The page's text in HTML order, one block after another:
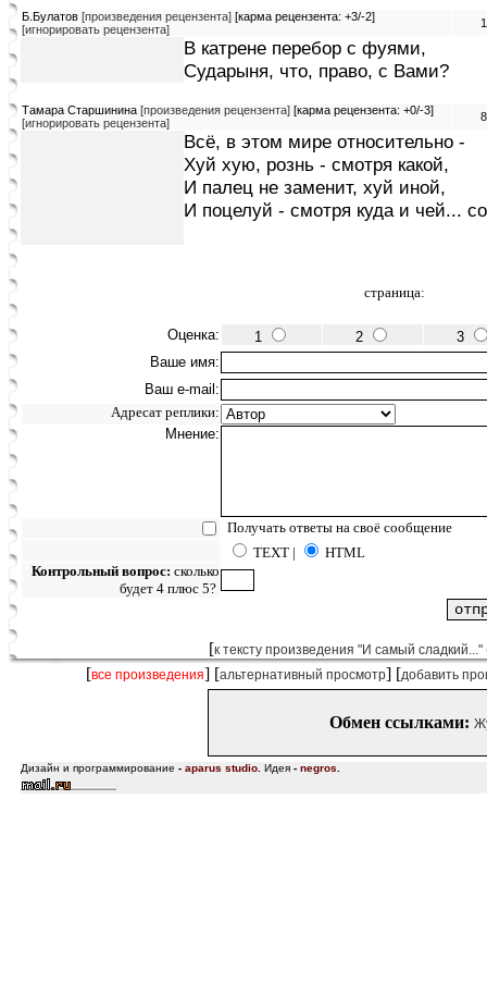
Б.Булатов [произведения рецензента] [карма рецензента: +3/-2]
[игнорировать рецензента]
В катрене перебор с фуями,
Сударыня, что, право, с Вами?
Тамара Старшинина [произведения рецензента] [карма рецензента: +0/-3]
[игнорировать рецензента]
Всё, в этом мире относительно -
Хуй хую, рознь - смотря какой,
И палец не заменит, хуй иной,
И поцелуй - смотря куда и чей...
страница:
Оценка: 1 2
3
Ваше имя:
Ваш e-mail:
Адресат реплики:
Мнение:
Получать ответы на своё сообщение
TEXT |
HTML
Контрольный вопрос: сколько
будет 4 плюс 5?
[к тексту произведения "И самый
[все произведения] [альтернативный просмотр] [добавить
Обмен ссылками:
Дизайн и программирование - aparus studio Идея - negros